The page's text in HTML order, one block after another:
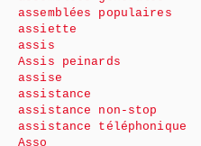
assemblées populaires
assiette
assis
Assis peinards
assise
assistance
assistance non-stop
assistance téléphonique
Asso